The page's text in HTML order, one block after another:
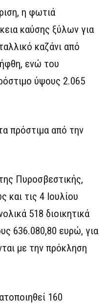
η φωτιά
καύσης ξύλων για
καζάνι από
ενώ του
ύψους 2.065
πρόστιμα από την
Πυροσβεστικής,
και τις 4 Ιουλίου
518 διοικητικά
636.080,80 ευρώ, για
με την πρόκληση
160